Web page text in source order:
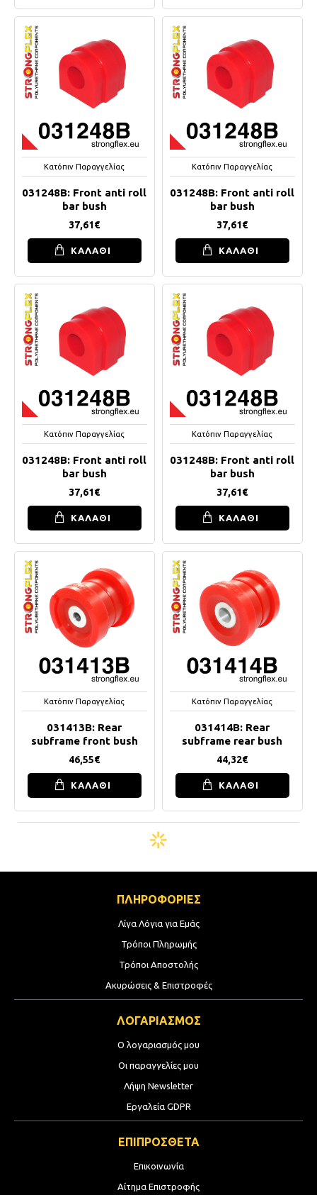
Κατόπιν Παραγγελίας
031248B: Front anti roll
bar bush
37,61€
ΚΑΛΑΘΙ
Κατόπιν Παραγγελίας
031248B: Front anti roll
bar bush
37,61€
ΚΑΛΑΘΙ
Κατόπιν Παραγγελίας
031248B: Front anti roll
bar bush
37,61€
ΚΑΛΑΘΙ
Κατόπιν Παραγγελίας
031248B: Front anti roll
bar bush
37,61€
ΚΑΛΑΘΙ
Κατόπιν Παραγγελίας
031413B: Rear
subframe front bush
46,55€
ΚΑΛΑΘΙ
Κατόπιν Παραγγελίας
031414B: Rear
subframe rear bush
44,32€
ΚΑΛΑΘΙ
ΠΛΗΡΟΦΟΡΙΕΣ
Λίγα Λόγια για Εμάς
Τρόποι Πληρωμής
Τρόποι Αποστολής
Ακυρώσεις & Επιστροφές
ΛΟΓΑΡΙΑΣΜΟΣ
Ο λογαριασμός μου
Οι παραγγελίες μου
Λήψη Newsletter
Εργαλεία GDPR
ΕΠΙΠΡΟΣΘΕΤΑ
Επικοινωνία
Αίτημα Επιστροφής